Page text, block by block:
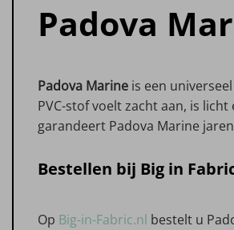
Padova
Padova Marine is een
PVC-stof voelt zacht aan, is
garandeert Padova Marine
Bestellen bij Big in
Op Big-in-Fabric.nl bestelt u